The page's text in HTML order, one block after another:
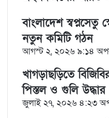
I
n
r
s
t
t a
t
e
v
a
E
m
a
i
l
বাংলাদেশ স্বপ্নসেতু
নতুন কমিটি গঠন
আগস্ট ২, ২০২৬ ৯:১৪
খাগড়াছড়িতে
পিস্তল ও গুলি উদ্ধার
জুলাই ২৭, ২০২৬ ৪:২৩